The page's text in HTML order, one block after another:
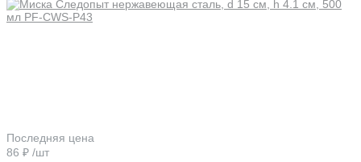
Последняя цена
86 ₽ /шт